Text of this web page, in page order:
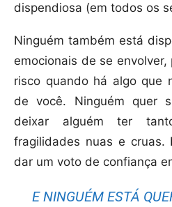
dispendiosa (em todos os
Ninguém também está
emocionais de se
risco quando há algo que
de você. Ninguém quer
deixar alguém ter
fragilidades nuas e cruas.
dar um voto de confiança
E NINGUÉM ESTÁ